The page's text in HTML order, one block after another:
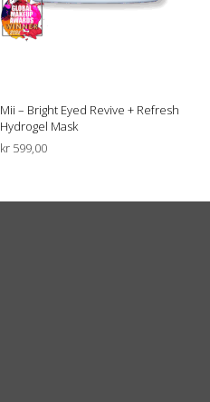
Mii – Bright Eyed Revive + Refresh
Hydrogel Mask
kr599,00